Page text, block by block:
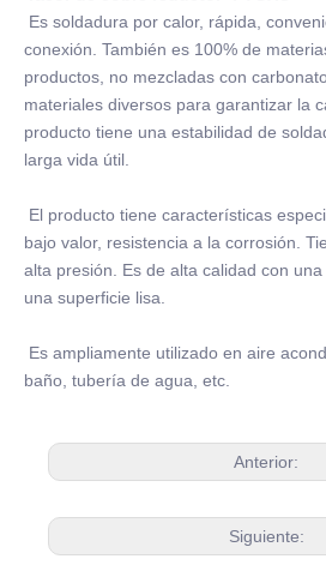
Es soldadura por calor, rápida,
conexión. También es 100% de
productos, no mezcladas con
materiales diversos para garantizar la
producto tiene una estabilidad de
larga vida útil.
El producto tiene características
bajo valor, resistencia a la corrosión.
alta presión. Es de alta calidad con
una superficie lisa.
Es ampliamente utilizado en aire
baño, tubería de agua, etc.
Anterior:
Siguiente: